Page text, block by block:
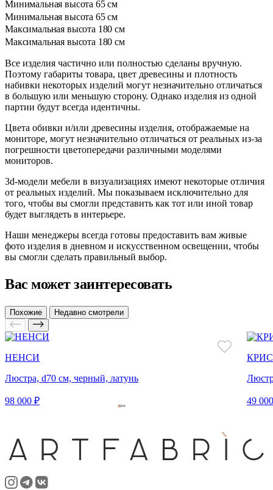
Минимальная высота 65 см
Минимальная высота 65 см
Максимальная высота 180 см
Максимальная высота 180 см
Все изделия частично или полностью сделаны вручную.
Поэтому габариты товара, цвет древесины и плотность
набивки некоторых изделий могут незначительно отличаться
в большую или меньшую сторону. Однако изделия из одной
партии будут всегда идентичны.
Цвета обивки и/или древесины изделия, отображаемые на
мониторе, могут незначительно отличаться от реальных из-за
погрешности цветопередачи различными моделями
мониторов.
3d-модели мебели в визуализациях имеют некоторые отличия
от реальных изделий. Мы показываем исключительно для
того, чтобы вы смогли представить как тот или иной товар
будет выглядеть в интерьере.
Наши менеджеры всегда готовы предоставить вам живые
фото изделия в дневном и искусственном освещении, чтобы
вы смогли сделать правильный выбор.
Вас может заинтересовать
Похожие Недавно смотрели
НЕНСИ
Люстра, d70 см, черный, латунь
98 000 ₽ 49